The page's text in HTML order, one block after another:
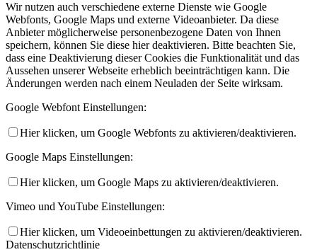
Wir nutzen auch verschiedene externe Dienste wie Google
Webfonts, Google Maps und externe Videoanbieter. Da diese
Anbieter möglicherweise personenbezogene Daten von Ihnen
speichern, können Sie diese hier deaktivieren. Bitte beachten Sie,
dass eine Deaktivierung dieser Cookies die Funktionalität und das
Aussehen unserer Webseite erheblich beeinträchtigen kann. Die
Änderungen werden nach einem Neuladen der Seite wirksam.
Google Webfont Einstellungen:
Hier klicken, um Google Webfonts zu aktivieren/deaktivieren.
Google Maps Einstellungen:
Hier klicken, um Google Maps zu aktivieren/deaktivieren.
Vimeo und YouTube Einstellungen:
Hier klicken, um Videoeinbettungen zu aktivieren/deaktivieren.
Datenschutzrichtlinie